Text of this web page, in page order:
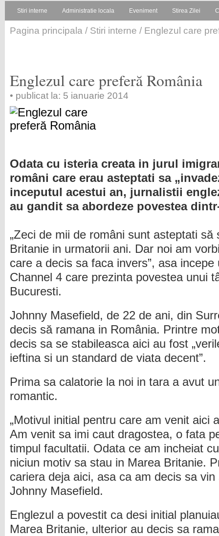
Stiri interne Administratie locala Eveniment Stirea Zilei
Pagina principala / Stiri interne / Englezul care
Englezul care preferă România
• publicat la: 5 ianuarie 2014
Odata cu isteria creata in jurul
români care erau asteptati sa
inceputul acestui an, jurnalistii
au gandit sa abordeze povestea
„Zeci de mii de români sunt asteptati să
Britanie in urmatorii ani. Dar noi am
care a decis sa faca invers”, asa
Channel 4 care prezinta povestea unui
Bucuresti.
Johnny Masefield, de 22 de ani, din
decis să ramana in România. Printre
decis sa se stabileasca aici au fost
ieftina si un standard de viata decent”.
Prima sa calatorie la noi in tara a avut
romantic.
„Motivul initial pentru care am venit aici
Am venit sa imi caut dragostea, o fata
timpul facultatii. Odata ce am incheiat
niciun motiv sa stau in Marea Britanie.
cariera deja aici, asa ca am decis sa vin
Johnny Masefield.
Englezul a povestit ca desi initial
Marea Britanie, ulterior au decis sa